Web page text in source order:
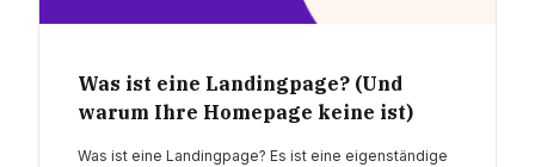
Was ist eine Landingpage? (Und
warum Ihre Homepage keine ist)
Was ist eine Landingpage? Es ist eine eigenständige